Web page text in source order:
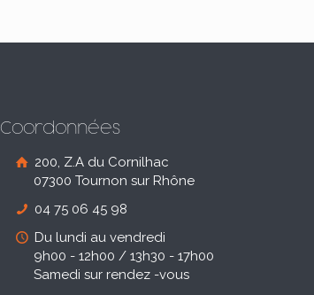
Coordonnées
200, Z.A du Cornilhac
07300 Tournon sur Rhône
04 75 06 45 98
Du lundi au vendredi
9h00 - 12h00 / 13h30 - 17h00
Samedi sur rendez -vous